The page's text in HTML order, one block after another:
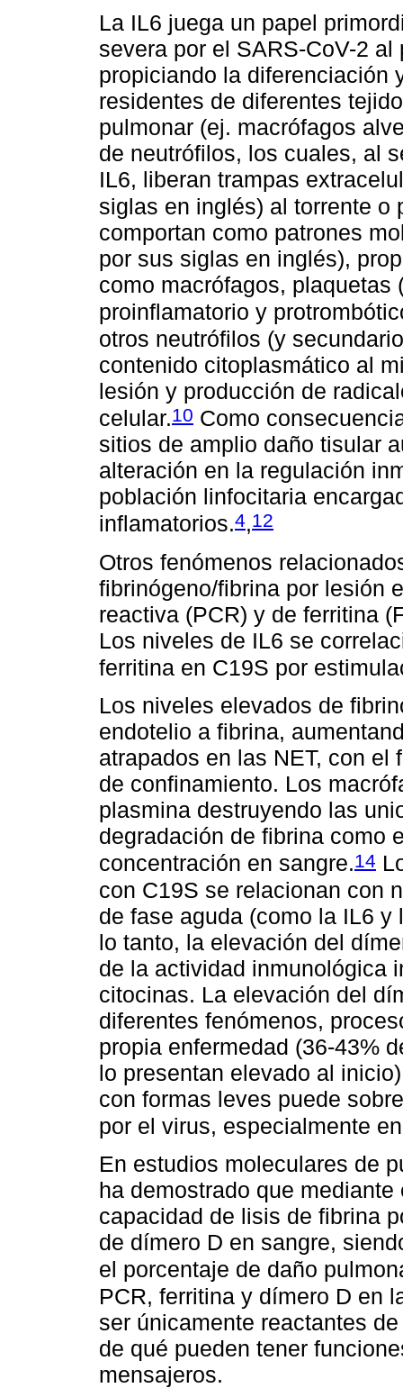
La IL6 juega un papel
severa por el SARS-CoV-2
propiciando la diferenciación
residentes de diferentes
pulmonar (ej. macrófagos
de neutrófilos, los cuales, al
IL6, liberan trampas
siglas en inglés) al torrente o
comportan como patrones
por sus siglas en inglés),
como macrófagos, plaquetas
proinflamatorio y
otros neutrófilos (y
contenido citoplasmático al
lesión y producción de
celular.10 Como
sitios de amplio daño tisular
alteración en la regulación
población linfocitaria
inflamatorios.4,12
Otros fenómenos
fibrinógeno/fibrina por lesión
reactiva (PCR) y de ferritina
Los niveles de IL6 se
ferritina en C19S por
Los niveles elevados de
endotelio a fibrina,
atrapados en las NET, con
de confinamiento. Los
plasmina destruyendo las
degradación de fibrina como
concentración en sangre.14
con C19S se relacionan con
de fase aguda (como la IL6
lo tanto, la elevación del
de la actividad inmunológica
citocinas. La elevación del
diferentes fenómenos,
propia enfermedad (36-43%
lo presentan elevado al
con formas leves puede
por el virus, especialmente
En estudios moleculares de
ha demostrado que
capacidad de lisis de fibrina
de dímero D en sangre,
el porcentaje de daño
PCR, ferritina y dímero D en
ser únicamente reactantes
de qué pueden tener
mensajeros.